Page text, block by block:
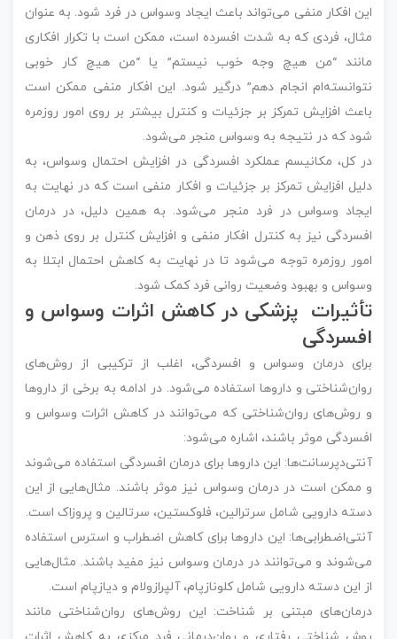
این افکار منفی می‌تواند باعث ایجاد وسواس در فرد شود. به عنوان
مثال، فردی که به شدت افسرده است، ممکن است با تکرار افکاری
مانند “من هیچ وجه خوب نیستم” یا “من هیچ کار خوبی
نتوانسته‌ام انجام دهم” درگیر شود. این افکار منفی ممکن است
باعث افزایش تمرکز بر جزئیات و کنترل بیشتر بر روی امور روزمره
شود که در نتیجه به وسواس منجر می‌شود.
در کل، مکانیسم عملکرد افسردگی در افزایش احتمال وسواس، به
دلیل افزایش تمرکز بر جزئیات و افکار منفی است که در نهایت به
ایجاد وسواس در فرد منجر می‌شود. به همین دلیل، در درمان
افسردگی نیز به کنترل افکار منفی و افزایش کنترل بر روی ذهن و
امور روزمره توجه می‌شود تا در نهایت به کاهش احتمال ابتلا به
وسواس و بهبود وضعیت روانی فرد کمک شود.
تأثیرات پزشکی در کاهش اثرات وسواس و
افسردگی
برای درمان وسواس و افسردگی، اغلب از ترکیبی از روش‌های
روان‌شناختی و داروها استفاده می‌شود. در ادامه به برخی از داروها
و روش‌های روان‌شناختی که می‌توانند در کاهش اثرات وسواس و
افسردگی موثر باشند، اشاره می‌شود:
آنتی‌دپرسانت‌ها: این داروها برای درمان افسردگی استفاده می‌شوند
و ممکن است در درمان وسواس نیز موثر باشند. مثال‌هایی از این
دسته دارویی شامل سرترالین، فلوکستین، سرتالین و پروزاک است.
آنتی‌اضطرابی‌ها: این داروها برای کاهش اضطراب و استرس استفاده
می‌شوند و می‌توانند در درمان وسواس نیز مفید باشند. مثال‌هایی
از این دسته دارویی شامل کلونازپام، آلپرازولام و دیازپام است.
درمان‌های مبتنی بر شناخت: این روش‌های روان‌شناختی مانند